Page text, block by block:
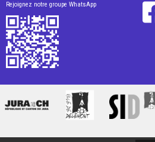
Rejoignez notre groupe WhatsApp